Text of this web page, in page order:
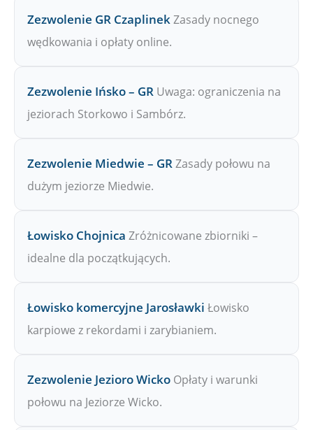
Zezwolenie GR CzaplinekZasady nocnego
wędkowania i opłaty online.
Zezwolenie Ińsko – GR Uwaga: ograniczenia na
jeziorach Storkowo i Sambórz.
Zezwolenie Miedwie – GRZasady połowu na
dużym jeziorze Miedwie.
Łowisko Chojnica Zróżnicowane zbiorniki –
idealne dla początkujących.
Łowisko komercyjne Jarosławki Łowisko
karpiowe z rekordami i zarybianiem.
Zezwolenie Jezioro Wicko Opłaty i warunki
połowu na Jeziorze Wicko.